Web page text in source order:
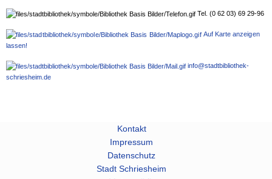
Tel. (0 62 03) 69 29-96
Auf Karte anzeigen
lassen!
info@stadtbibliothek-
schriesheim.de
Kontakt
Impressum
Datenschutz
Stadt Schriesheim